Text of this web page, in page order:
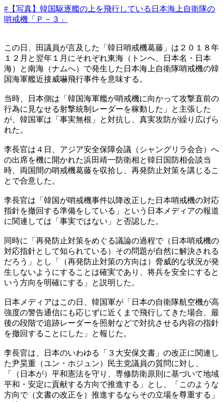
#【写真】韓国駆逐艦の上を飛行している日本海上自衛隊の
哨戒機「Ｐ－３」
この日、田議員が言及した「韓日哨戒機葛藤」は２０１８年
１２月と翌年１月にそれぞれ東海（トンへ、日本名・日本
海）と南海（ナムへ）で発生した日本海上自衛隊哨戒機の韓
国海軍艦近接威嚇飛行事件を意味する。
当時、日本側は「韓国海軍艦が哨戒機に向かって攻撃直前の
行為に見なせる射撃統制レーダーを稼動した」と主張した
が、韓国軍は「事実無根」と対抗し、真実攻防が繰り広げら
れた。
李長官は４日、アジア安全保障会議（シャングリラ会合）へ
の出席を機に開かれた浜田靖一防衛相と韓日国防相会談当
時、両国間の哨戒機葛藤を収拾し、再発防止対策を講じるこ
とで合意した。
李長官は「韓国が哨戒機事件以降改正した日本哨戒機の対応
指針を撤回する準備をしている」という日本メディアの報道
に関連しては「事実ではない」と否認した。
同時に「再発防止対策をめぐる議論の過程で（日本哨戒機の
対応指針として知られている）その問題が自然に解決される
だろう」とし「（再発防止対策の方向は）脅威的な状況が発
生しないようにすることは確実であり、将兵を安全にすると
いう方向を明確にする」と説明した。
日本メディアはこの日、韓国軍が「日本の自衛隊航空機が高
強度の警告通信にも応じずに近くまで飛行してきた場合、最
後の段階で追跡レーダーを照射などで対抗させる内容の指針
を撤回することにした」と報じた。
李長官は、日本のいわゆる「３大安保文書」の改正に関連し
た尹昊重（ユン・ホジュン）民主党議員の質問に対し、
「（日本が）平和憲法を守り、専修防衛原則に基づいて地域
平和・安定に貢献する方向で推進する」とし、「このような
方向で（文書の改正を）推進するならその立場を尊重する」